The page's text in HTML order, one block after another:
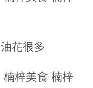
花很多